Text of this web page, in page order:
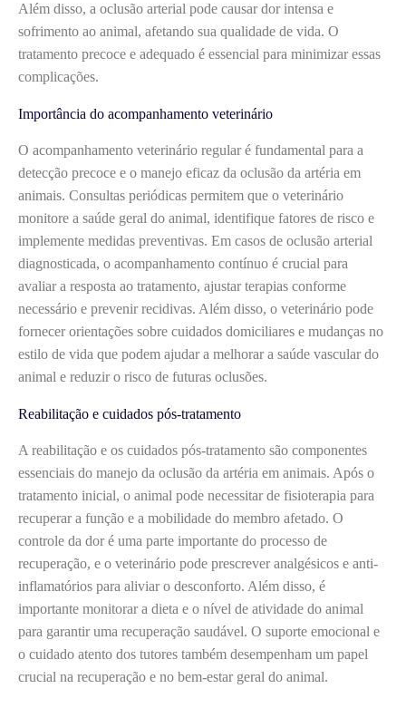
Além disso, a oclusão arterial pode causar dor intensa e
sofrimento ao animal, afetando sua qualidade de vida. O
tratamento precoce e adequado é essencial para minimizar essas
complicações.
Importância do acompanhamento veterinário
O acompanhamento veterinário regular é fundamental para a
detecção precoce e o manejo eficaz da oclusão da artéria em
animais. Consultas periódicas permitem que o veterinário
monitore a saúde geral do animal, identifique fatores de risco e
implemente medidas preventivas. Em casos de oclusão arterial
diagnosticada, o acompanhamento contínuo é crucial para
avaliar a resposta ao tratamento, ajustar terapias conforme
necessário e prevenir recidivas. Além disso, o veterinário pode
fornecer orientações sobre cuidados domiciliares e mudanças no
estilo de vida que podem ajudar a melhorar a saúde vascular do
animal e reduzir o risco de futuras oclusões.
Reabilitação e cuidados pós-tratamento
A reabilitação e os cuidados pós-tratamento são componentes
essenciais do manejo da oclusão da artéria em animais. Após o
tratamento inicial, o animal pode necessitar de fisioterapia para
recuperar a função e a mobilidade do membro afetado. O
controle da dor é uma parte importante do processo de
recuperação, e o veterinário pode prescrever analgésicos e anti-
inflamatórios para aliviar o desconforto. Além disso, é
importante monitorar a dieta e o nível de atividade do animal
para garantir uma recuperação saudável. O suporte emocional e
o cuidado atento dos tutores também desempenham um papel
crucial na recuperação e no bem-estar geral do animal.